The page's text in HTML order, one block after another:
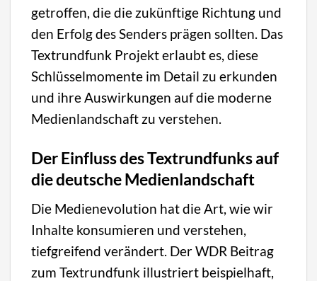
getroffen, die die zukünftige Richtung und
den Erfolg des Senders prägen sollten. Das
Textrundfunk Projekt erlaubt es, diese
Schlüsselmomente im Detail zu erkunden
und ihre Auswirkungen auf die moderne
Medienlandschaft zu verstehen.
Der Einfluss des Textrundfunks auf
die deutsche Medienlandschaft
Die Medienevolution hat die Art, wie wir
Inhalte konsumieren und verstehen,
tiefgreifend verändert. Der WDR Beitrag
zum Textrundfunk illustriert beispielhaft,